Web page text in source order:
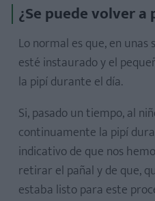
¿Se puede volver a
Lo normal es que, en unas
esté instaurado y el
la pipí durante el día.
Si, pasado un tiempo, al
continuamente la pipí
indicativo de que nos
retirar el pañal y de que,
estaba listo para este